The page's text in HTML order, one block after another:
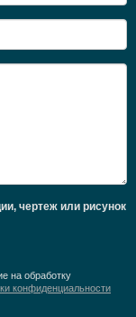
чертеж или рисунок
на обработку
конфиденциальности